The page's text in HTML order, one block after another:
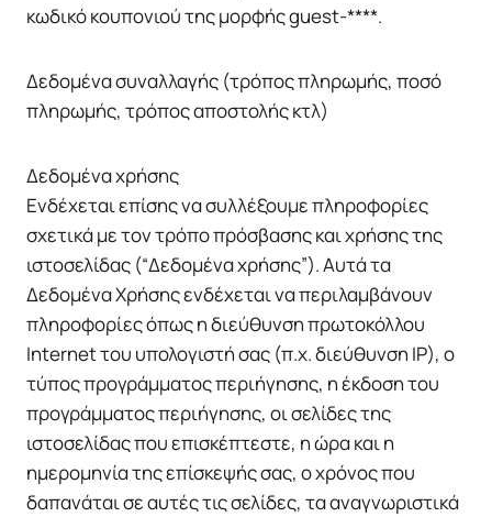
κωδικό κουπονιού της μορφής guest-****.
Δεδομένα συναλλαγής (τρόπος πληρωμής, ποσό
πληρωμής, τρόπος αποστολής κτλ)
Δεδομένα χρήσης
Ενδέχεται επίσης να συλλέξουμε πληροφορίες
σχετικά με τον τρόπο πρόσβασης και χρήσης της
ιστοσελίδας (“Δεδομένα χρήσης”). Αυτά τα
Δεδομένα Χρήσης ενδέχεται να περιλαμβάνουν
πληροφορίες όπως η διεύθυνση πρωτοκόλλου
Internet του υπολογιστή σας (π.χ. διεύθυνση IP), ο
τύπος προγράμματος περιήγησης, η έκδοση του
προγράμματος περιήγησης, οι σελίδες της
ιστοσελίδας που επισκέπτεστε, η ώρα και η
ημερομηνία της επίσκεψής σας, ο χρόνος που
δαπανάται σε αυτές τις σελίδες, τα αναγνωριστικά